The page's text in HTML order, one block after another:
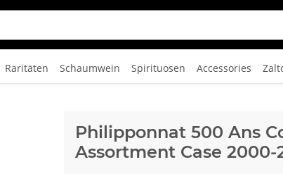
Raritäten Schaumwein Spirituosen Accessories
Philipponnat 500 Ans
Assortment Case 2000-